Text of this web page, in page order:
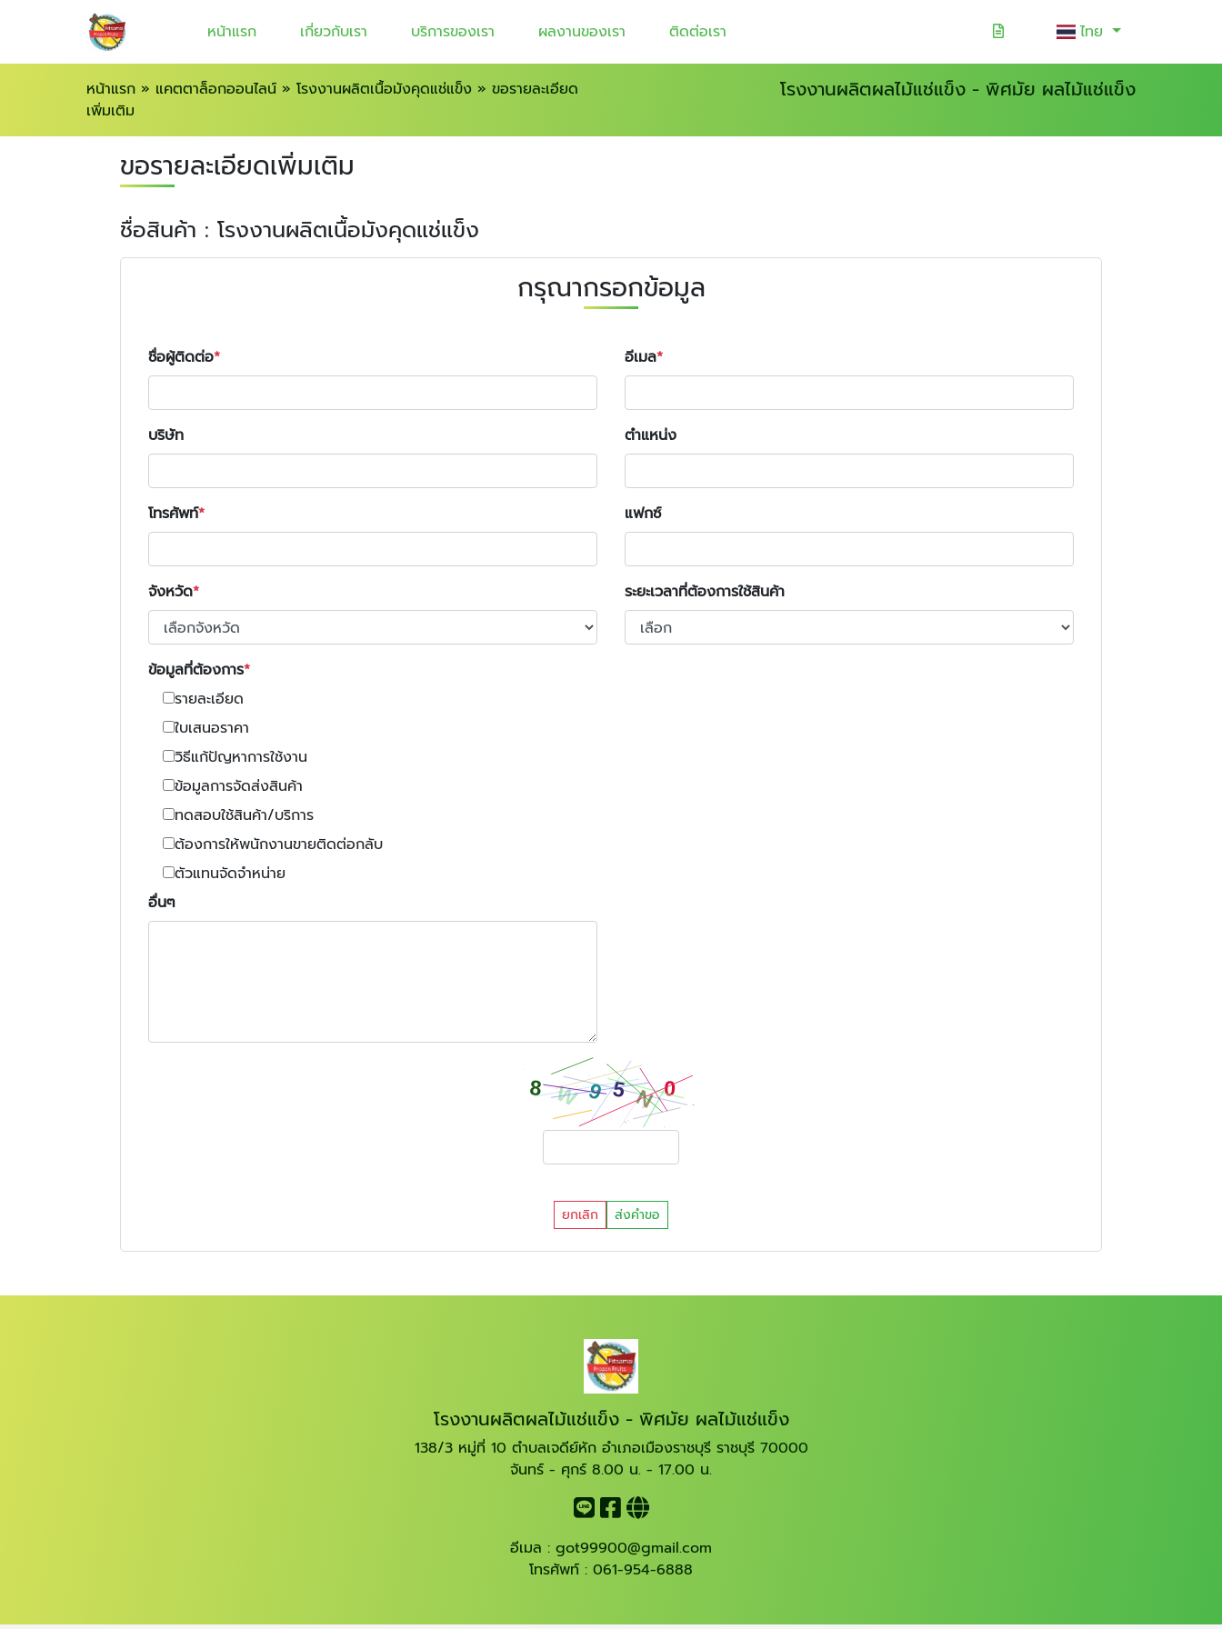
หน้าแรก เกี่ยวกับเรา บริการของเรา ผลงานของเรา ติดต่อเรา ไทย
หน้าแรก » แคตตาล็อกออนไลน์ » โรงงานผลิตเนื้อมังคุดแช่แข็ง » ขอรายละเอียด
เพิ่มเติม
โรงงานผลิตผลไม้แช่แข็ง - พิศมัย ผลไม้แช่แข็ง
ขอรายละเอียดเพิ่มเติม
ชื่อสินค้า : โรงงานผลิตเนื้อมังคุดแช่แข็ง
กรุณากรอกข้อมูล
ชื่อผู้ติดต่อ อีเมล
บริษัท ตำแหน่ง
โทรศัพท์ แฟกซ์
จังหวัด ระยะเวลาที่ต้องการใช้สินค้า
ข้อมูลที่ต้องการ
รายละเอียด
ใบเสนอราคา
วิธีแก้ปัญหาการใช้งาน
ข้อมูลการจัดส่งสินค้า
ทดสอบใช้สินค้า/บริการ
ต้องการให้พนักงานขายติดต่อกลับ
ตัวแทนจัดจำหน่าย
อื่นๆ
ยกเลิก ส่งคำขอ
โรงงานผลิตผลไม้แช่แข็ง - พิศมัย ผลไม้แช่แข็ง
138/3 หมู่ที่ 10 ตำบลเจดีย์หัก อำเภอเมืองราชบุรี ราชบุรี 70000
จันทร์ - ศุกร์ 8.00 น. - 17.00 น.
อีเมล : got99900@gmail.com
โทรศัพท์ : 061-954-6888